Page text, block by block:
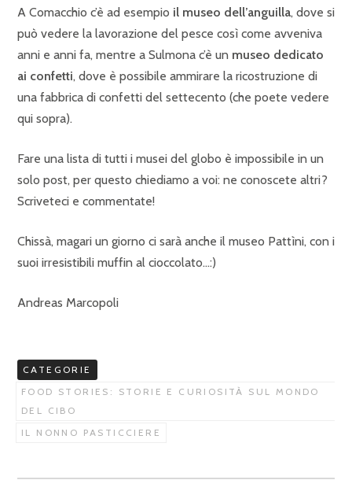
A Comacchio c’è ad esempio il museo dell’anguilla, dove si
può vedere la lavorazione del pesce così come avveniva
anni e anni fa, mentre a Sulmona c’è un museo dedicato
ai confetti, dove è possibile ammirare la ricostruzione di
una fabbrica di confetti del settecento (che poete vedere
qui sopra).
Fare una lista di tutti i musei del globo è impossibile in un
solo post, per questo chiediamo a voi: ne conoscete altri?
Scriveteci e commentate!
Chissà, magari un giorno ci sarà anche il museo Pattìni, con i
suoi irresistibili muffin al cioccolato…:)
Andreas Marcopoli
CATEGORIE
FOOD STORIES: STORIE E CURIOSITÀ SUL MONDO
DEL CIBO
IL NONNO PASTICCIERE